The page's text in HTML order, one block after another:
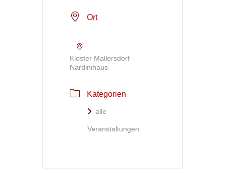
Ort
Kloster Mallersdorf -
Nardinihaus
Kategorien
alle
Veranstaltungen